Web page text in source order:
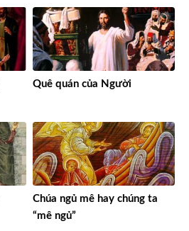
Quê quán của Người
Chúa ngủ mê hay chúng ta
“mê ngủ”